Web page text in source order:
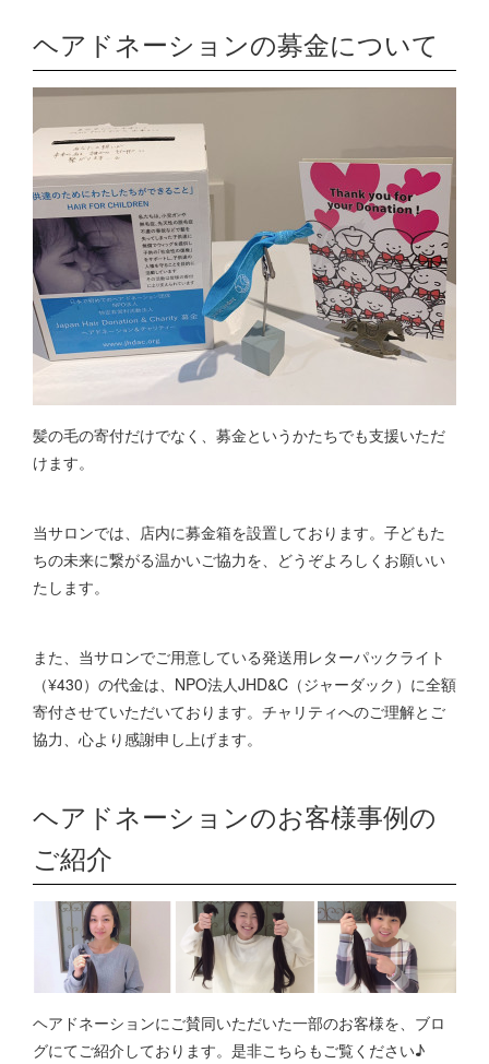
ヘアドネーションの募金について
髪の毛の寄付だけでなく、募金というかたちでも支援いただ
けます。
当サロンでは、店内に募金箱を設置しております。子どもた
ちの未来に繋がる温かいご協力を、どうぞよろしくお願いい
たします。
また、当サロンでご用意している発送用レターパックライト
（¥430）の代金は、NPO法人JHD&C（ジャーダック）に全額
寄付させていただいております。チャリティへのご理解とご
協力、心より感謝申し上げます。
ヘアドネーションのお客様事例の
ご紹介
ヘアドネーションにご賛同いただいた一部のお客様を、ブロ
グにてご紹介しております。是非こちらもご覧ください♪